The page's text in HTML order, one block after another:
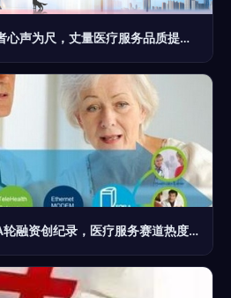
长沙市场调研纪实 以患者心声为尺，丈量医疗服务品质提升之路
本周锋投速递 骑行硬件A轮融资创纪录，医疗服务赛道热度不减